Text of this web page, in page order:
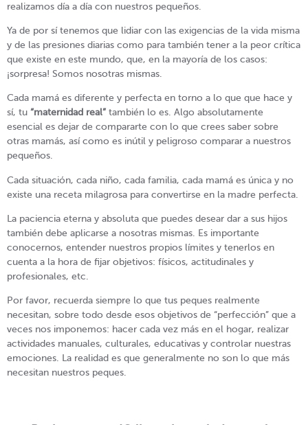
realizamos día a día con nuestros pequeños.
Ya de por sí tenemos que lidiar con las exigencias de la vida misma
y de las presiones diarias como para también tener a la peor crítica
que existe en este mundo, que, en la mayoría de los casos:
¡sorpresa! Somos nosotras mismas.
Cada mamá es diferente y perfecta en torno a lo que que hace y
sí, tu “maternidad real” también lo es. Algo absolutamente
esencial es dejar de compararte con lo que crees saber sobre
otras mamás, así como es inútil y peligroso comparar a nuestros
pequeños.
Cada situación, cada niño, cada familia, cada mamá es única y no
existe una receta milagrosa para convertirse en la madre perfecta.
La paciencia eterna y absoluta que puedes desear dar a sus hijos
también debe aplicarse a nosotras mismas. Es importante
conocernos, entender nuestros propios límites y tenerlos en
cuenta a la hora de fijar objetivos: físicos, actitudinales y
profesionales, etc.
Por favor, recuerda siempre lo que tus peques realmente
necesitan, sobre todo desde esos objetivos de “perfección” que a
veces nos imponemos: hacer cada vez más en el hogar, realizar
actividades manuales, culturales, educativas y controlar nuestras
emociones. La realidad es que generalmente no son lo que más
necesitan nuestros peques.